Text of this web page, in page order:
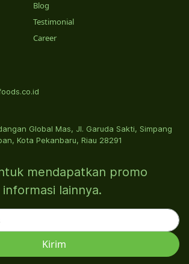
Blog
Testimonial
Career
Global Mas, Jl. Garuda Sakti, Simpang
Kota Pekanbaru, Riau 28291
mendapatkan promo
lainnya.